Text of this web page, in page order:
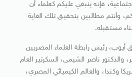
فإنه ينبغي عليكم كعلماء أن
وأنتم مطالبين بتحقيق تلك الغاية
مستقبله.
أيوب، رئيس رابطة العلماء المصريين
والدكتور ناصر الشيمى، السكرتير العام
وكندا، والعالم الكيميائي المصري،